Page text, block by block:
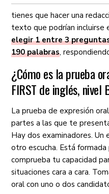
tienes que hacer una
texto que podrían incluirse
elegir 1 entre 3
190 palabras,
¿Cómo es la prueba
FIRST de inglés, nivel
La prueba de expresión
partes a las que te
Hay dos examinadores.
otro escucha. Está
comprueba tu capacidad
situaciones cara a cara.
oral con uno o dos